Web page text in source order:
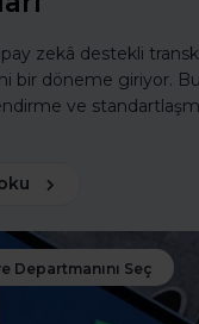
zekâ destekli
bir döneme giriyor.
ve
Departmanını Seç